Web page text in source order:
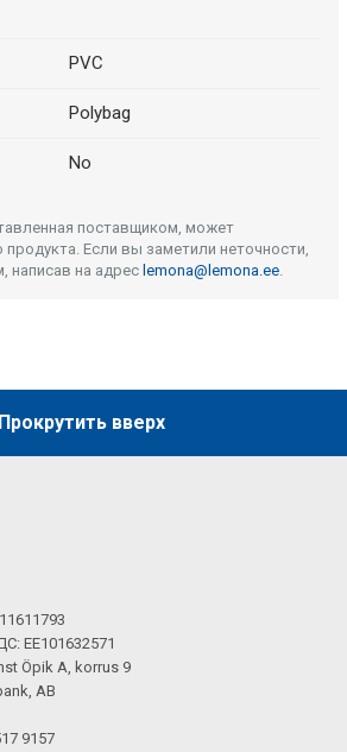
PVC
Polybag
No
поставщиком, может
продукта. Если вы заметили неточности,
написав на адрес lemona@lemona.ee.
Прокрутить вверх
EE101632571
Öpik A, korrus 9
AB
9157